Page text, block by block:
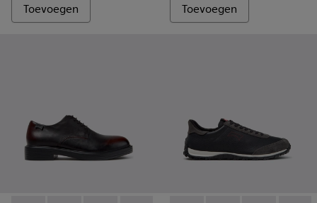
Toevoegen Toevoegen